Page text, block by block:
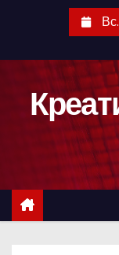
с